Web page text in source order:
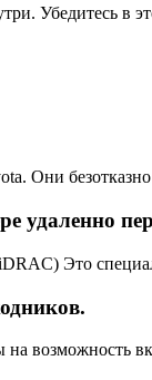
Убедитесь в
Они
удаленно
Это
возможность